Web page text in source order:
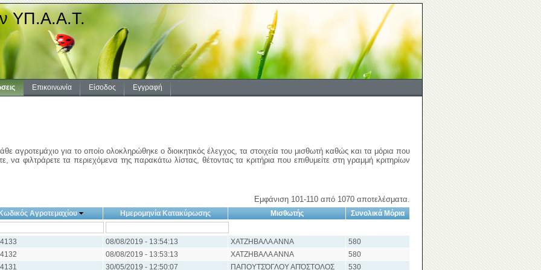
ΥΠ.Α.Α.Τ.
Επικοινωνία Είσοδος Εγγραφή
αγροτεμάχιο για το οποίο ολοκληρώθηκε ο διοικητικός έλεγχος, τα στοιχεία του μισθωτή καθώς και τα μόρια που
να φιλτράρετε τα περιεχόμενα της παρακάτω λίστας, θέτοντας τα κριτήρια που επιθυμείτε στη γραμμή κριτηρίων
Εμφάνιση 101-110 από 1070 αποτελέσματα.
Αγροτεμαχίου Ημερομηνία Κατακύρωσης Μισθωτής Συνολικά Μόρια
08/08/2019 - 13:54:13 ΧΑΤΖΗΒΑΛΑ ΑΝΝΑ
580
08/08/2019 - 13:53:13 ΧΑΤΖΗΒΑΛΑ ΑΝΝΑ
580
30/05/2019 - 12:50:07 ΠΑΠΟΥΤΣΌΓΛΟΥ ΑΠΌΣΤΟΛΟΣ 530